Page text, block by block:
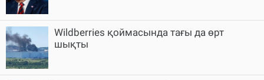
Wildberries қоймасында тағы да өрт
шықты